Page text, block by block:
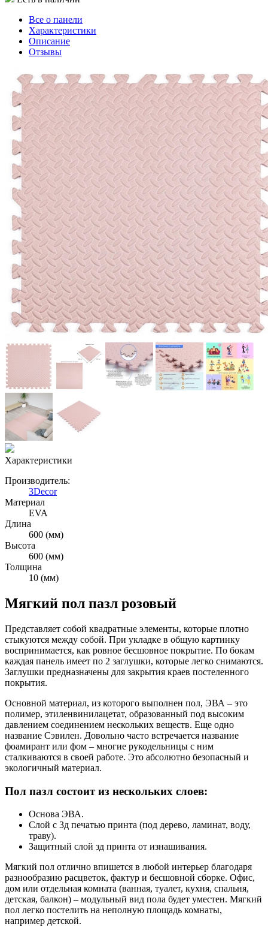
Все о панели
Характеристики
Описание
Отзывы
Характеристики
Производитель:
3Decor
Материал
EVA
Длина
600 (мм)
Высота
600 (мм)
Толщина
10 (мм)
Мягкий пол пазл розовый
Представляет собой квадратные элементы, которые плотно
стыкуются между собой. При укладке в общую картинку
воспринимается, как ровное бесшовное покрытие. По бокам
каждая панель имеет по 2 заглушки, которые легко снимаются.
Заглушки предназначены для закрытия краев постеленного
покрытия.
Основной материал, из которого выполнен пол, ЭВА – это
полимер, этиленвинилацетат, образованный под высоким
давлением соединением нескольких веществ. Еще одно
название Сэвилен. Довольно часто встречается название
фоамирант или фом – многие рукодельницы с ним
сталкиваются в своей работе. Это абсолютно безопасный и
экологичный материал.
Пол пазл состоит из нескольких слоев:
Основа ЭВА.
Слой с 3д печатью принта (под дерево, ламинат, воду,
траву).
Защитный слой зд принта от изнашивания.
Мягкий пол отлично впишется в любой интерьер благодаря
разнообразию расцветок, фактур и бесшовной сборке. Офис,
дом или отдельная комната (ванная, туалет, кухня, спальня,
детская, балкон) – модульный вид пола будет уместен. Мягкий
пол легко постелить на неполную площадь комнаты,
например детской.